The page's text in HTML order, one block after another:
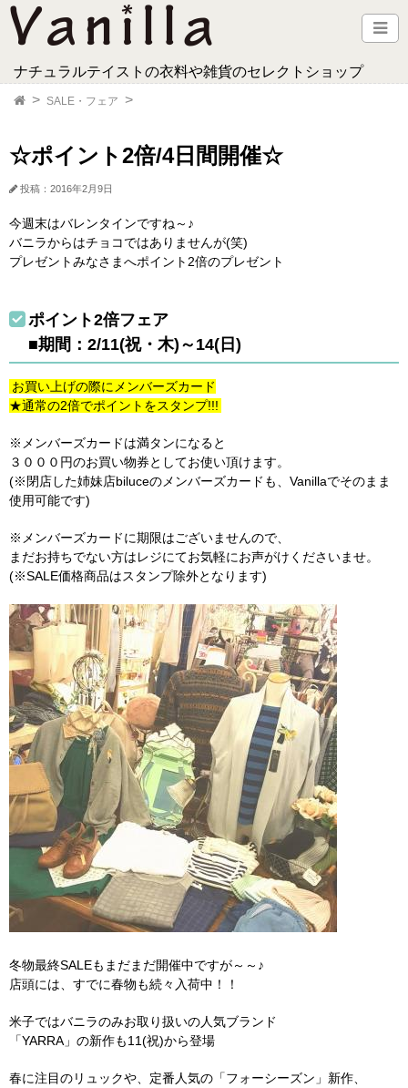
ナチュラルテイストの衣料や雑貨のセレクトショップ
SALE・フェア
☆ポイント2倍/4日間開催☆
投稿：2016年2月9日
今週末はバレンタインですね～♪
バニラからはチョコではありませんが(笑)
プレゼントみなさまへポイント2倍のプレゼント
ポイント2倍フェア
■期間：2/11(祝・木)～14(日)
お買い上げの際にメンバーズカード
★通常の2倍でポイントをスタンプ!!!
※メンバーズカードは満タンになると
３０００円のお買い物券としてお使い頂けます。
(※閉店した姉妹店biluceのメンバーズカードも、Vanillaでそのまま
使用可能です)
※メンバーズカードに期限はございませんので、
まだお持ちでない方はレジにてお気軽にお声がけくださいませ。
(※SALE価格商品はスタンプ除外となります)
冬物最終SALEもまだまだ開催中ですが～～♪
店頭には、すでに春物も続々入荷中！！
米子ではバニラのみお取り扱いの人気ブランド
「YARRA」の新作も11(祝)から登場
春に注目のリュックや、定番人気の「フォーシーズン」新作、